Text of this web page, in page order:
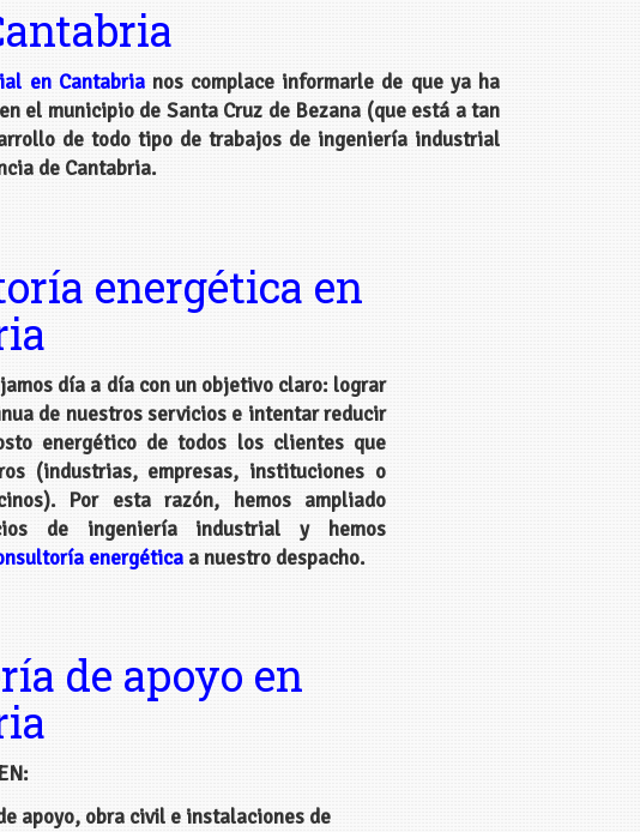
en Cantabrianos complace informarle de que ya ha
el municipio de Santa Cruz de Bezana (que está a tan
de todo tipo de trabajos de ingeniería industrial
de Cantabria.
energética en
día a día con un objetivo claro: lograr
de nuestros servicios e intentar reducir
energético de todos los clientes que
(industrias, empresas, instituciones o
Por esta razón, hemos ampliado
de ingeniería industrial y hemos
energética a nuestro despacho.
de apoyo en
apoyo, obra civil e instalaciones de